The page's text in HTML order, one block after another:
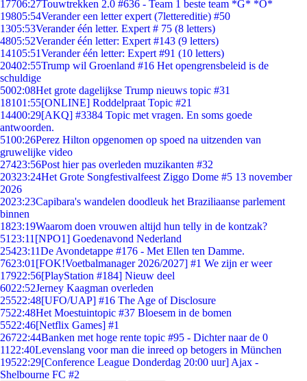
17706:27Touwtrekken 2.0 #636 - Team 1 beste team *G* *O*
19805:54Verander een letter expert (7lettereditie) #50
1305:53Verander één letter. Expert # 75 (8 letters)
4805:52Verander één letter: Expert #143 (9 letters)
14105:51Verander één letter: Expert #91 (10 letters)
20402:55Trump wil Groenland #16 Het opengrensbeleid is de
schuldige
5002:08Het grote dagelijkse Trump nieuws topic #31
18101:55[ONLINE] Roddelpraat Topic #21
14400:29[AKQ] #3384 Topic met vragen. En soms goede
antwoorden.
5100:26Perez Hilton opgenomen op spoed na uitzenden van
gruwelijke video
27423:56Post hier pas overleden muzikanten #32
20323:24Het Grote Songfestivalfeest Ziggo Dome #5 13 november
2026
2023:23Capibara's wandelen doodleuk het Braziliaanse parlement
binnen
1823:19Waarom doen vrouwen altijd hun telly in de kontzak?
51 23:11 [NPO1] Goedenavond Nederland
25423:11De Avondetappe #176 - Met Ellen ten Damme.
7623:01 [FOK!Voetbalmanager 2026/2027] #1 We zijn er weer
17922:56[PlayStation #184] Nieuw deel
6022:52Jerney Kaagman overleden
25522:48[UFO/UAP] #16 The Age of Disclosure
7522:48Het Moestuintopic #37 Bloesem in de bomen
5522:46[Netflix Games] #1
26722:44Banken met hoge rente topic #95 - Dichter naar de 0
11 22:40Levenslang voor man die inreed op betogers in München
19522:29[Conference League Donderdag 20:00 uur] Ajax -
Shelbourne FC #2